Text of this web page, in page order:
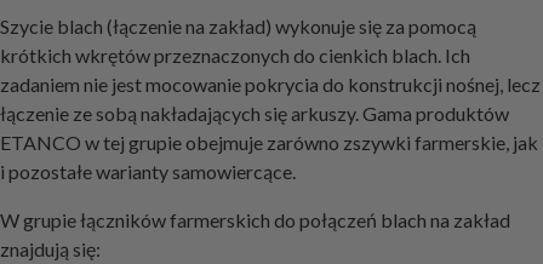
Szycie blach (łączenie na zakład) wykonuje się za pomocą
krótkich wkrętów przeznaczonych do cienkich blach. Ich
zadaniem nie jest mocowanie pokrycia do konstrukcji nośnej, lecz
łączenie ze sobą nakładających się arkuszy. Gama produktów
ETANCO w tej grupie obejmuje zarówno zszywki farmerskie, jak
i pozostałe warianty samowiercące.
W grupie łączników farmerskich do połączeń blach na zakład
znajdują się: